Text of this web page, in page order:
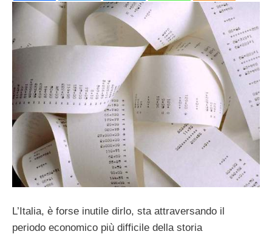
L’Italia, è forse inutile dirlo, sta attraversando il
periodo economico più difficile della storia